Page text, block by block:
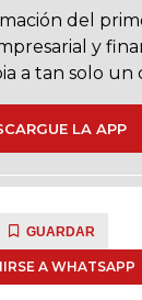
del
y
a tan solo un
LA APP
GUARDAR
A WHATSAPP